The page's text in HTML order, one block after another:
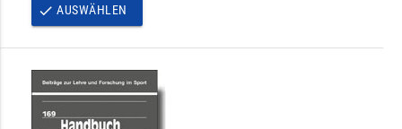
done AUSWÄHLEN